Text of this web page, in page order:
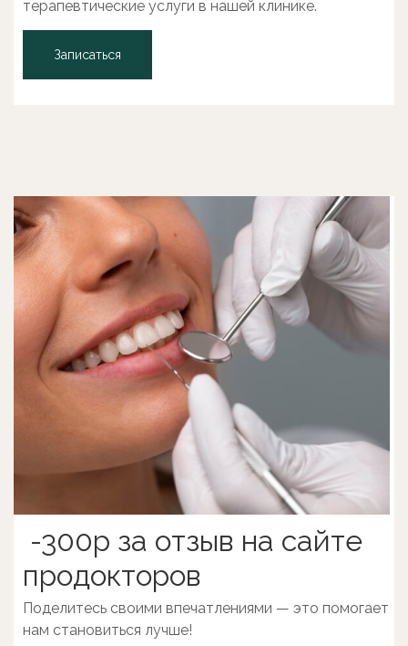
терапевтические услуги в нашей клинике.
Записаться
-300р за отзыв на сайте
продокторов
Поделитесь своими впечатлениями — это помогает
нам становиться лучше!